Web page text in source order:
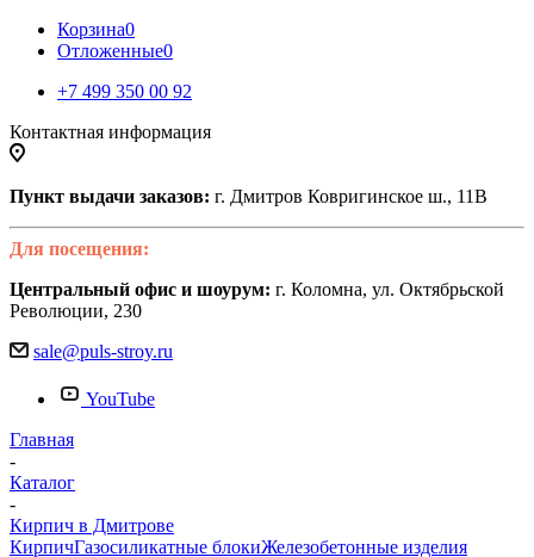
Корзина0
Отложенные0
+7 499 350 00 92
Контактная информация
Пункт выдачи заказов: г. Дмитров Ковригинское ш., 11В
Для посещения:
Центральный офис и шоурум: г. Коломна, ул. Октябрьской
Революции, 230
sale@puls-stroy.ru
YouTube
Главная
-
Каталог
-
Кирпич в Дмитрове
КирпичГазосиликатные блокиЖелезобетонные изделия